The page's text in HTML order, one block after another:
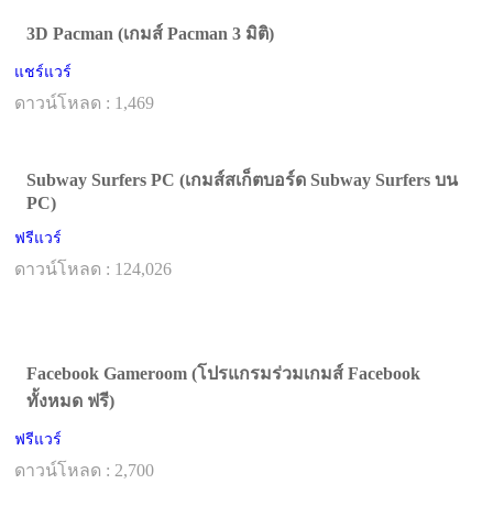
3D Pacman (เกมส์ Pacman 3 มิติ)
แชร์แวร์
ดาวน์โหลด : 1,469
Subway Surfers PC (เกมส์สเก็ตบอร์ด Subway Surfers บน
PC)
ฟรีแวร์
ดาวน์โหลด : 124,026
Facebook Gameroom (โปรแกรมร่วมเกมส์ Facebook
ทั้งหมด ฟรี)
ฟรีแวร์
ดาวน์โหลด : 2,700